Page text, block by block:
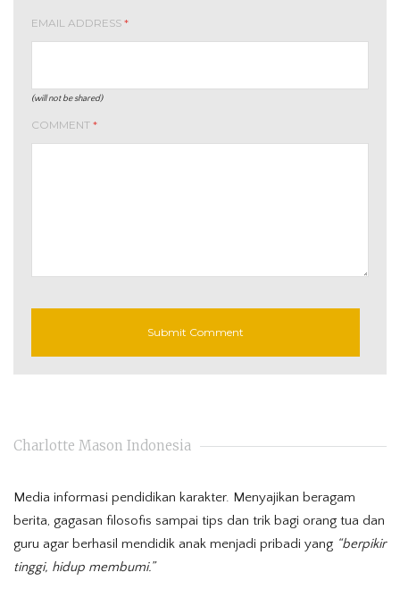
EMAIL ADDRESS *
(will not be shared)
COMMENT *
Charlotte Mason Indonesia
Media informasi pendidikan karakter. Menyajikan beragam
berita, gagasan filosofis sampai tips dan trik bagi orang tua dan
guru agar berhasil mendidik anak menjadi pribadi yang “berpikir
tinggi, hidup membumi.”